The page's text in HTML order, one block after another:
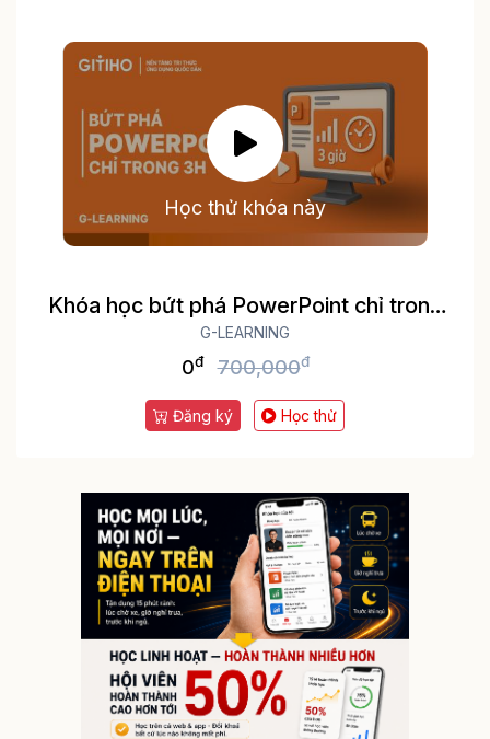
Học thử khóa này
Khóa học bứt phá PowerPoint chỉ trong
3h
G-LEARNING
0đ 700,000đ
Đăng ký Học thử